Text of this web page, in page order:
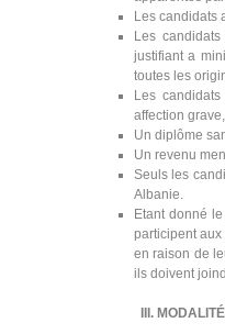
Les candidats
Les
justifiant a
toutes les
Les
affection
Un diplôme
Un revenu
Seuls les
Albanie.
Etant donné
participent
en raison de
ils doivent
III. MODALITÉS